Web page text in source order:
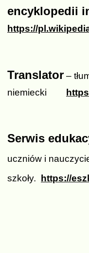
encyklopedii
https://
Translator –
niemiecki
Serwis
uczniów i
szkoły.
https://